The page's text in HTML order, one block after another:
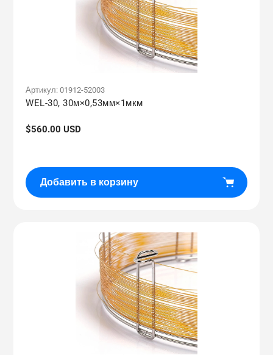
Артикул: 01912-52003
WEL-30, 30м×0,53мм×1мкм
Обычная
$560.00 USD
Добавить в корзину